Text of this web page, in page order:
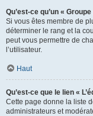
Qu’est-ce qu’un «
Si vous êtes membre de
déterminer le rang et la
peut vous permettre de
l’utilisateur.
Haut
Qu’est-ce que le lien «
Cette page donne la liste
administrateurs et